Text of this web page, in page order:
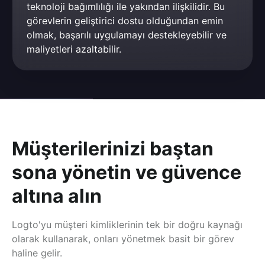
teknoloji bağımlılığı ile yakından ilişkilidir. Bu
görevlerin geliştirici dostu olduğundan emin
olmak, başarılı uygulamayı destekleyebilir ve
maliyetleri azaltabilir.
Müşterilerinizi baştan
sona yönetin ve güvence
altına alın
Logto'yu müşteri kimliklerinin tek bir doğru kaynağı
olarak kullanarak, onları yönetmek basit bir görev
haline gelir.